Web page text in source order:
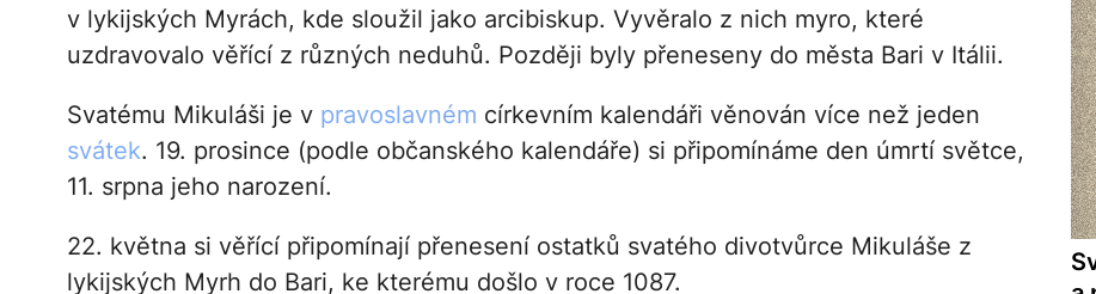
v lykijských Myrách, kde sloužil jako arcibiskup. Vyvěralo z nich myro, které
uzdravovalo věřící z různých neduhů. Později byly přeneseny do města Bari v Itálii.
Svatému Mikuláši je v pravoslavném církevním kalendáři věnován více než jeden
svátek. 19. prosince (podle občanského kalendáře) si připomínáme den úmrtí světce,
11. srpna jeho narození.
22. května si věřící připomínají přenesení ostatků svatého divotvůrce Mikuláše z
lykijských Myrh do Bari, ke kterému došlo v roce 1087.